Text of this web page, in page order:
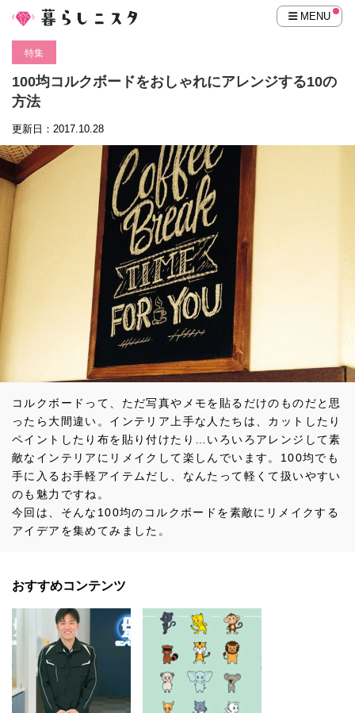
MENU
特集
100均コルクボードをおしゃれにアレンジする10の
方法
更新日：2017.10.28
コルクボードって、ただ写真やメモを貼るだけのものだと思
ったら大間違い。インテリア上手な人たちは、カットしたり
ペイントしたり布を貼り付けたり…いろいろアレンジして素
敵なインテリアにリメイクして楽しんでいます。100均でも
手に入るお手軽アイテムだし、なんたって軽くて扱いやすい
のも魅力ですね。
今回は、そんな100均のコルクボードを素敵にリメイクする
アイデアを集めてみました。
おすすめコンテンツ